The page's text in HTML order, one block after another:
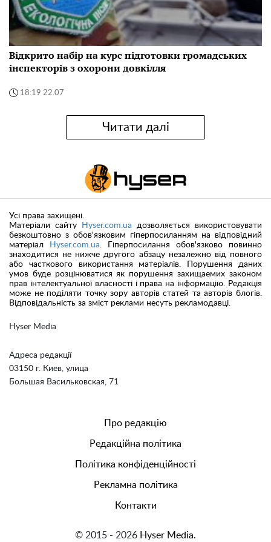
Відкрито набір на курс підготовки громадських
інспекторів з охорони довкілля
18:19 22.07
Читати далі
Hyser Media
Адреса редакції
03150 г. Киев, улица
Большая Васильковская, 71
Усі права захищені.
Матеріали сайту
Hyser.com.ua дозволяється використовувати
безкоштовно з обов'язковим гіперпосиланням на відповідний
матеріал
Hyser.com.ua. Гіперпосилання обов'язково повинно
знаходитися не нижче другого абзацу незалежно від повного
або часткового використання матеріалів. Порушення даних
умов буде розцінюватися як порушення захищаемих законом
прав інтелектуальної власності і права на інформацію. Редакція
може не поділяти точку зору авторів статей та авторів блогів.
Відповідальність за зміст реклами несуть рекламодавці.
Про редакцію
Редакційна політика
Політика конфіденційності
Рекламна політика
Контакти
© 2015 - 2026 Hyser Media.